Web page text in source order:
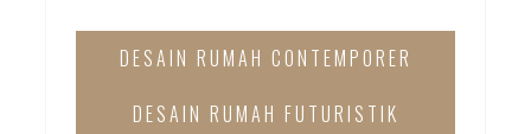
DESAIN RUMAH CONTEMPORER
DESAIN RUMAH FUTURISTIK